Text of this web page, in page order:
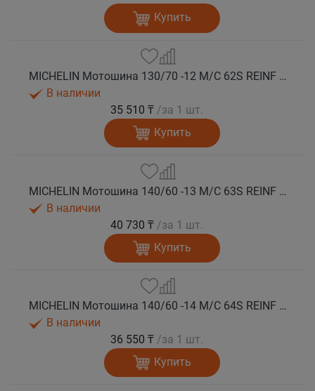
Купить
MICHELIN Мотошина 130/70 -12 M/C 62S REINF CITY GRIP 2 F/R TL
В наличии
35 510 ₸ /за 1 шт.
Купить
MICHELIN Мотошина 140/60 -13 M/C 63S REINF CITY GRIP 2 R TL
В наличии
40 730 ₸ /за 1 шт.
Купить
MICHELIN Мотошина 140/60 -14 M/C 64S REINF CITY GRIP 2 PG R TL
В наличии
36 550 ₸ /за 1 шт.
Купить